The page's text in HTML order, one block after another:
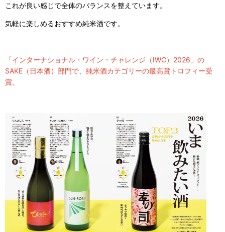
これが良い感じで全体のバランスを整えています。
気軽に楽しめるおすすめ純米酒です。
「インターナショナル・ワイン・チャレンジ（IWC）2026」の
SAKE（日本酒）部門で、純米酒カテゴリーの最高賞トロフィー受
賞。